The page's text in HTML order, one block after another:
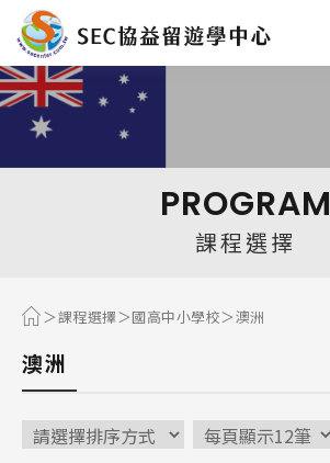
PROGRAM
課程選擇
課程選擇 國高中小學校 澳洲
澳洲